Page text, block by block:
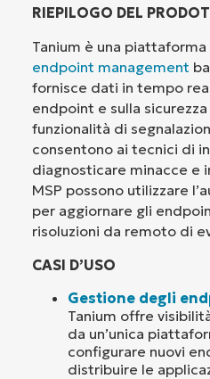
RIEPILOGO DEL
Tanium è una
endpoint management
fornisce dati in tempo
endpoint e sulla
funzionalità di
consentono ai tecnici di
diagnosticare minacce e
MSP possono utilizzare
per aggiornare gli
risoluzioni da remoto di
CASI D’USO
Gestione degli
Tanium offre
da un’unica
configurare nuovi
distribuire le